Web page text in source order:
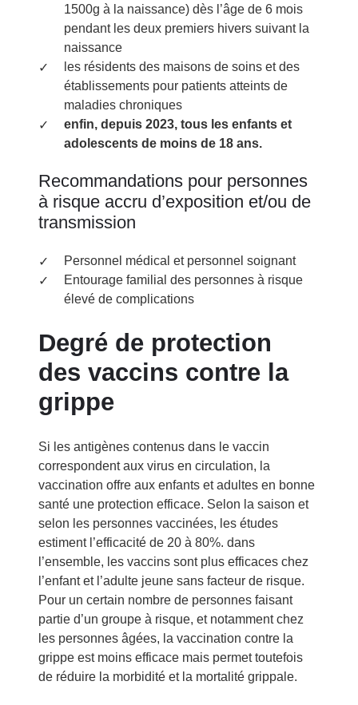
1500g à la naissance) dès l’âge de 6 mois
pendant les deux premiers hivers suivant la
naissance
les résidents des maisons de soins et des
établissements pour patients atteints de
maladies chroniques
enfin, depuis 2023, tous les enfants et
adolescents de moins de 18 ans.
Recommandations pour personnes
à risque accru d’exposition et/ou de
transmission
Personnel médical et personnel soignant
Entourage familial des personnes à risque
élevé de complications
Degré de protection
des vaccins contre la
grippe
Si les antigènes contenus dans le vaccin
correspondent aux virus en circulation, la
vaccination offre aux enfants et adultes en bonne
santé une protection efficace. Selon la saison et
selon les personnes vaccinées, les études
estiment l’efficacité de 20 à 80%. dans
l’ensemble, les vaccins sont plus efficaces chez
l’enfant et l’adulte jeune sans facteur de risque.
Pour un certain nombre de personnes faisant
partie d’un groupe à risque, et notamment chez
les personnes âgées, la vaccination contre la
grippe est moins efficace mais permet toutefois
de réduire la morbidité et la mortalité grippale.